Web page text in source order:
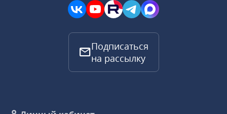
Подписаться
на рассылку